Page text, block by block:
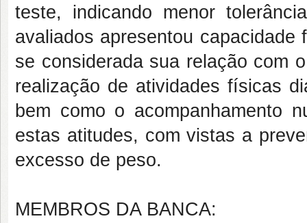
teste, indicando menor
avaliados apresentou
se considerada sua relação com
realização de atividades físicas
bem como o acompanhamento
estas atitudes, com vistas a
excesso de peso.
MEMBROS DA BANCA: